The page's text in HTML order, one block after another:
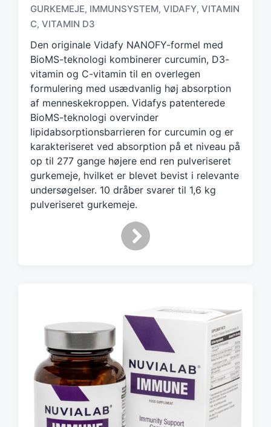
a
g
g
d
w
i
t
h
GURKEMEJE, IMMUNSYSTEM, VIDAFY, VITAMIN
C, VITAMIN D3
Den originale Vidafy NANOFY-formel med
BioMS-teknologi kombinerer curcumin, D3-
vitamin og C-vitamin til en overlegen
formulering med usædvanlig høj absorption
af menneskekroppen. Vidafys patenterede
BioMS-teknologi overvinder
lipidabsorptionsbarrieren for curcumin og er
karakteriseret ved absorption på et niveau på
op til 277 gange højere end ren pulveriseret
gurkemeje, hvilket er blevet bevist i relevante
undersøgelser. 10 dråber svarer til 1,6 kg
pulveriseret gurkemeje.